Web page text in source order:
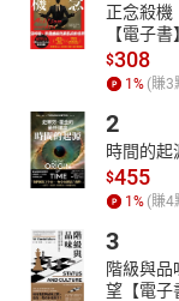
正念殺機
【電子書】
$308
1% (賺3
2
時間的起
$455
1% (賺4
3
階級與
望【電子